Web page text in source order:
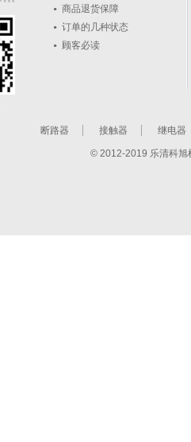
商品退货保障
订单的几种状态
顾客必读
断路器 接触器 继电器
© 2012-2019 乐清科旭